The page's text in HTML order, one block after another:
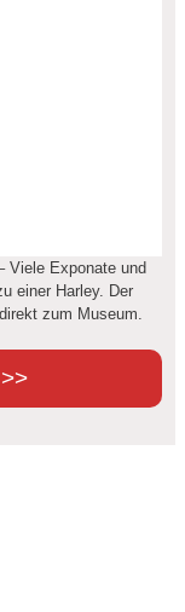
Viele Exponate und
einer Harley. Der
zum Museum.